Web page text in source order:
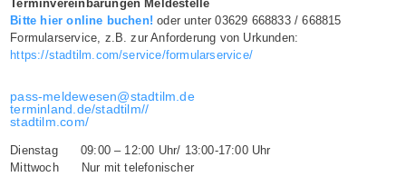
Terminvereinbarungen Meldestelle
Bitte hier online buchen! oder unter 03629 668833 / 668815
Formularservice, z.B. zur Anforderung von Urkunden:
https://stadtilm.com/service/formularservice/
pass-meldewesen@stadtilm.de
terminland.de/stadtilm//
stadtilm.com/
Dienstag 09:00 – 12:00 Uhr/ 13:00-17:00 Uhr
Mittwoch Nur mit telefonischer